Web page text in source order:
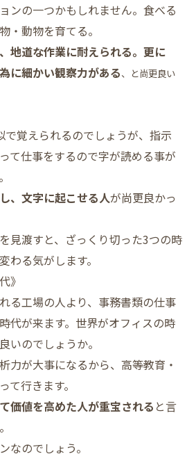
ンの一つかもしれません。食べる
・動物を育てる。
地道な作業に耐えられる。更に
に細かい観察力がある、と尚更良い
覚えられるのでしょうが、指示
て仕事をするので字が読める事が
、文字に起こせる人が尚更良かっ
見渡すと、ざっくり切った3つの時
わる気がします。
》
る工場の人より、事務書類の仕事
代が来ます。世界がオフィスの時
いのでしょうか。
力が大事になるから、高等教育・
て行きます。
価値を高めた人が重宝される と言
なのでしょう。